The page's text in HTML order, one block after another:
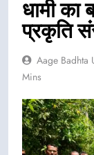
धामी का
प्रकृति
Aage Badhta
Mins